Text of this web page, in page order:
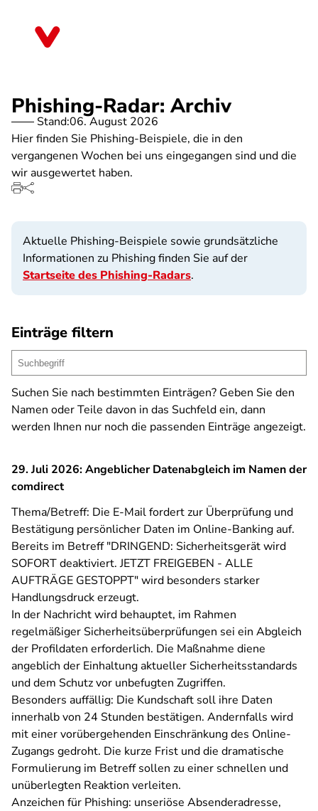
Phishing-Radar: Archiv
Stand:06. August 2026
Hier finden Sie Phishing-Beispiele, die in den
vergangenen Wochen bei uns eingegangen sind und die
wir ausgewertet haben.
Aktuelle Phishing-Beispiele sowie grundsätzliche
Informationen zu Phishing finden Sie auf der
Startseite des Phishing-Radars.
Einträge filtern
Suchen Sie nach bestimmten Einträgen? Geben Sie den
Namen oder Teile davon in das Suchfeld ein, dann
werden Ihnen nur noch die passenden Einträge angezeigt.
29. Juli 2026: Angeblicher Datenabgleich im Namen der
comdirect
Thema/Betreff: Die E-Mail fordert zur Überprüfung und
Bestätigung persönlicher Daten im Online-Banking auf.
Bereits im Betreff "DRINGEND: Sicherheitsgerät wird
SOFORT deaktiviert. JETZT FREIGEBEN - ALLE
AUFTRÄGE GESTOPPT" wird besonders starker
Handlungsdruck erzeugt.
In der Nachricht wird behauptet, im Rahmen
regelmäßiger Sicherheitsüberprüfungen sei ein Abgleich
der Profildaten erforderlich. Die Maßnahme diene
angeblich der Einhaltung aktueller Sicherheitsstandards
und dem Schutz vor unbefugten Zugriffen.
Besonders auffällig: Die Kundschaft soll ihre Daten
innerhalb von 24 Stunden bestätigen. Andernfalls wird
mit einer vorübergehenden Einschränkung des Online-
Zugangs gedroht. Die kurze Frist und die dramatische
Formulierung im Betreff sollen zu einer schnellen und
unüberlegten Reaktion verleiten.
Anzeichen für Phishing: unseriöse Absenderadresse,